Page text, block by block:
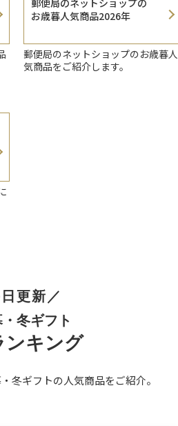
郵便局のネットショップの
お歳暮人気商品2026年
郵便局のネットショップのお歳暮人
気商品をご紹介します。
更新／
冬ギフト
ンキング
冬ギフトの人気商品をご紹介。